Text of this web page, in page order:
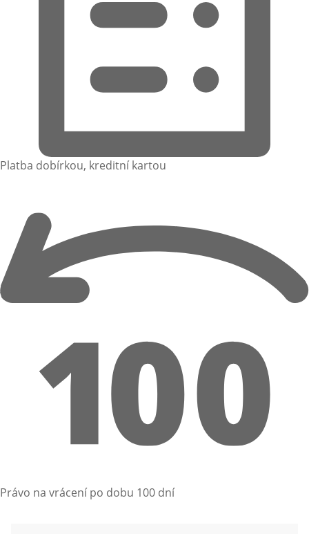
Platba dobírkou, kreditní kartou
Právo na vrácení po dobu 100 dní